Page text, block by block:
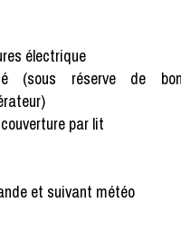
électrique
(sous réserve de
par lit
et suivant météo